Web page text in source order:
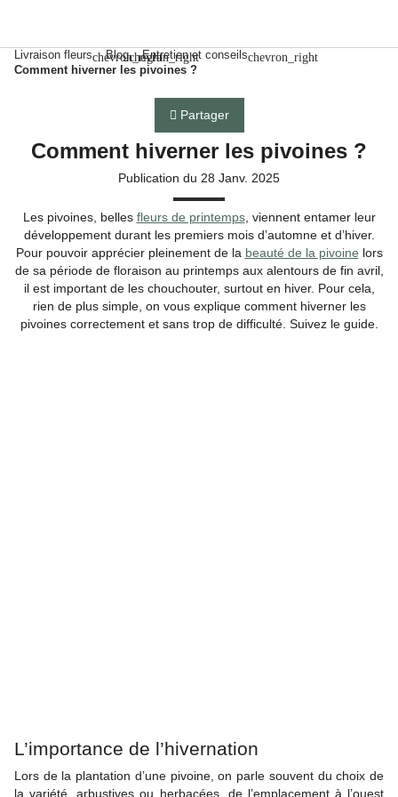
Livraison fleurschevron_right
Blogchevron_right
Entretien et conseilschevron_right
Comment hiverner les pivoines ?
Partager
Comment hiverner les pivoines ?
Publication du 28 Janv. 2025
Les pivoines, belles fleurs de printemps, viennent entamer leur
développement durant les premiers mois d’automne et d’hiver.
Pour pouvoir apprécier pleinement de la beauté de la pivoine lors
de sa période de floraison au printemps aux alentours de fin avril,
il est important de les chouchouter, surtout en hiver. Pour cela,
rien de plus simple, on vous explique comment hiverner les
pivoines correctement et sans trop de difficulté. Suivez le guide.
L’importance de l’hivernation
Lors de la plantation d’une pivoine, on parle souvent du choix de
la variété, arbustives ou herbacées, de l’emplacement à l’ouest